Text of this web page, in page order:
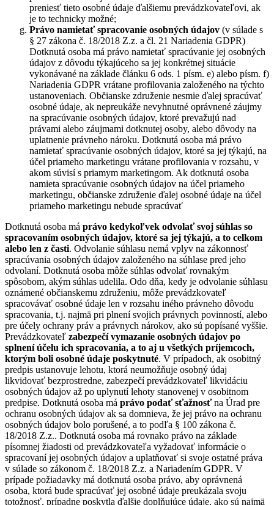
preniesť tieto osobné údaje ďalšiemu prevádzkovateľovi, ak
je to technicky možné;
Právo namietať spracovanie osobných údajov (v súlade s
§ 27 zákona č. 18/2018 Z.z. a čl. 21 Nariadenia GDPR)
Dotknutá osoba má právo namietať spracúvanie jej osobných
údajov z dôvodu týkajúceho sa jej konkrétnej situácie
vykonávané na základe článku 6 ods. 1 písm. e) alebo písm. f)
Nariadenia GDPR vrátane profilovania založeného na týchto
ustanoveniach. Občianske združenie nesmie ďalej spracúvať
osobné údaje, ak nepreukáže nevyhnutné oprávnené záujmy
na spracúvanie osobných údajov, ktoré prevažujú nad
právami alebo záujmami dotknutej osoby, alebo dôvody na
uplatnenie právneho nároku. Dotknutá osoba má právo
namietať spracúvanie osobných údajov, ktoré sa jej týkajú, na
účel priameho marketingu vrátane profilovania v rozsahu, v
akom súvisí s priamym marketingom. Ak dotknutá osoba
namieta spracúvanie osobných údajov na účel priameho
marketingu, občianske združenie ďalej osobné údaje na účel
priameho marketingu nebude spracúvať
Dotknutá osoba má právo kedykoľvek odvolať svoj súhlas so
spracovaním osobných údajov, ktoré sa jej týkajú, a to celkom
alebo len z časti. Odvolanie súhlasu nemá vplyv na zákonnosť
spracúvania osobných údajov založeného na súhlase pred jeho
odvolaní. Dotknutá osoba môže súhlas odvolať rovnakým
spôsobom, akým súhlas udelila. Odo dňa, kedy je odvolanie súhlasu
oznámené občianskemu združeniu, môže prevádzkovateľ
spracovávať osobné údaje len v rozsahu iného právneho dôvodu
spracovania, t.j. najmä pri plnení svojich právnych povinností, alebo
pre účely ochrany práv a právnych nárokov, ako sú popísané vyššie.
Prevádzkovateľ zabezpečí vymazanie osobných údajov po
splnení účelu ich spracovania, a to aj u všetkých príjemcoch,
ktorým boli osobné údaje poskytnuté. V prípadoch, ak osobitný
predpis ustanovuje lehotu, ktorá neumožňuje osobný údaj
likvidovať bezprostredne, zabezpečí prevádzkovateľ likvidáciu
osobných údajov až po uplynutí lehoty stanovenej v osobitnom
predpise. Dotknutá osoba má právo podať sťažnosťna Úrad pre
ochranu osobných údajov ak sa domnieva, že jej právo na ochranu
osobných údajov bolo porušené, a to podľa § 100 zákona č.
18/2018 Z.z.. Dotknutá osoba má rovnako právo na základe
písomnej žiadosti od prevádzkovateľa vyžadovať informácie o
spracovaní jej osobných údajov a uplatňovať si svoje ostatné práva
v súlade so zákonom č. 18/2018 Z.z. a Nariadením GDPR. V
prípade požiadavky má dotknutá osoba právo, aby oprávnená
osoba, ktorá bude spracúvať jej osobné údaje preukázala svoju
totožnosť, prípadne poskytla ďalšie doplňujúce údaje, ako sú najmä